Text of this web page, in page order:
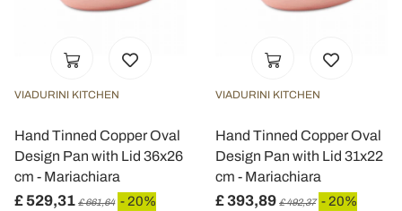
VIADURINI KITCHEN
Hand Tinned Copper Oval
Design Pan with Lid 36x26
cm - Mariachiara
£ 529,31 £ 661,64 - 20%
VIADURINI KITCHEN
Hand Tinned Copper Oval
Design Pan with Lid 31x22
cm - Mariachiara
£ 393,89 £ 492,37 - 20%